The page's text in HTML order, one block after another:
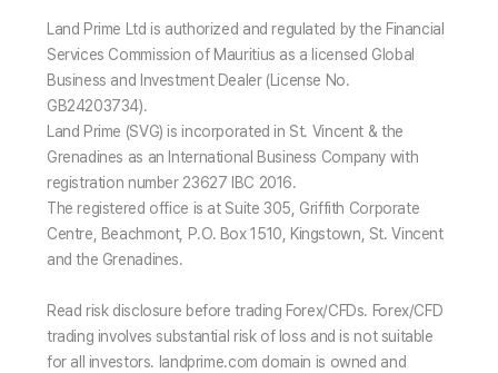
Land Prime Ltd is authorized and regulated by the Financial
Services Commission of Mauritius as a licensed Global
Business and Investment Dealer (License No.
GB24203734).
Land Prime (SVG) is incorporated in St. Vincent & the
Grenadines as an International Business Company with
registration number 23627 IBC 2016.
The registered office is at Suite 305, Griffith Corporate
Centre, Beachmont, P.O. Box 1510, Kingstown, St. Vincent
and the Grenadines.
Read risk disclosure before trading Forex/CFDs. Forex/CFD
trading involves substantial risk of loss and is not suitable
for all investors. landprime.com domain is owned and